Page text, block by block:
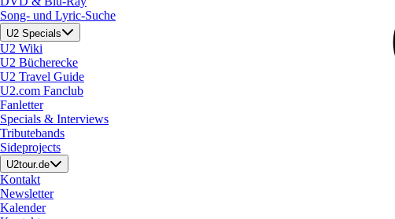
Song- und Lyric-Suche
U2 Specials
U2 Wiki
U2 Bücherecke
U2 Travel Guide
U2.com Fanclub
Fanletter
Specials & Interviews
Tributebands
Sideprojects
U2tour.de
Kontakt
Newsletter
Kalender